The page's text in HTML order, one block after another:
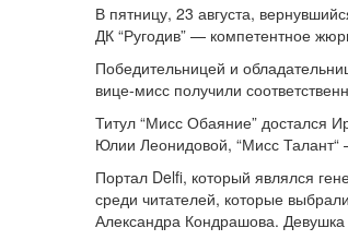
В пятницу, 23 августа,
ДК “Ругодив” — компетентное
Победительницей и
вице-мисс получили
Титул “Мисс Обаяние” достался
Юлии Леонидовой, “Мисс Талант“
Портал Delfi, который являлся
среди читателей, которые
Александра Кондрашова.